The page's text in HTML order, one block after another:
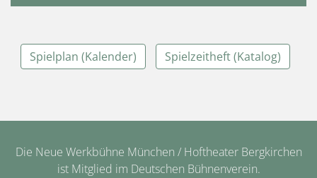
Spielplan (Kalender) Spielzeitheft (Katalog)
Die Neue Werkbühne München / Hoftheater Bergkirchen
ist Mitglied im Deutschen Bühnenverein.